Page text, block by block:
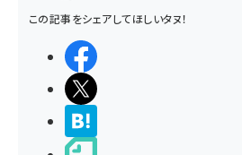
この記事をシェアしてほしいタヌ！